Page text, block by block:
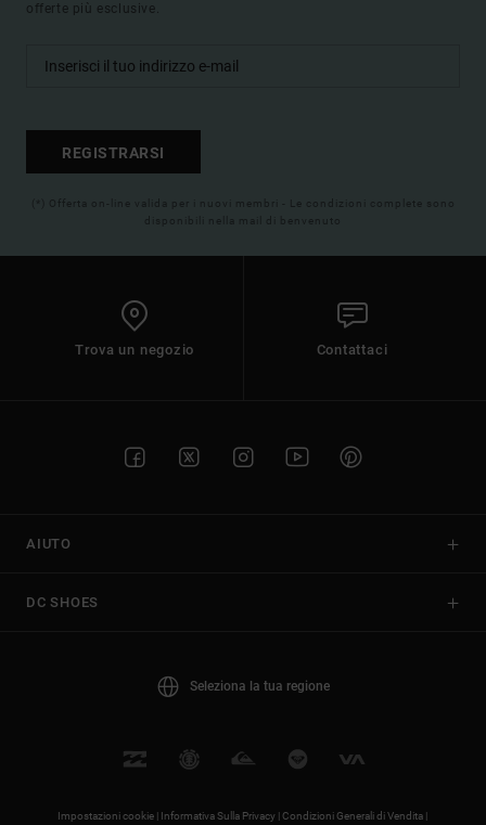
offerte più esclusive.
REGISTRARSI
(*) Offerta on-line valida per i nuovi membri - Le condizioni complete sono
disponibili nella mail di benvenuto
Trova un negozio Contattaci
AIUTO
DC SHOES
Seleziona la tua regione
Impostazioni cookie | Informativa Sulla Privacy |Condizioni Generali di Vendita |